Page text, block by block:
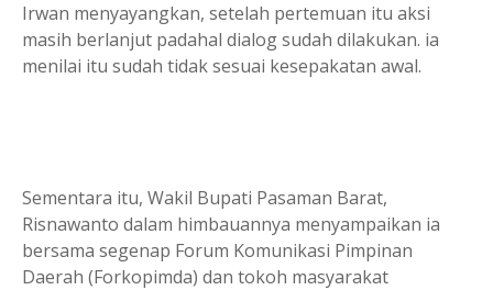
Irwan menyayangkan, setelah pertemuan itu aksi
masih berlanjut padahal dialog sudah dilakukan. ia
menilai itu sudah tidak sesuai kesepakatan awal.
Sementara itu, Wakil Bupati Pasaman Barat,
Risnawanto dalam himbauannya menyampaikan ia
bersama segenap Forum Komunikasi Pimpinan
Daerah (Forkopimda) dan tokoh masyarakat